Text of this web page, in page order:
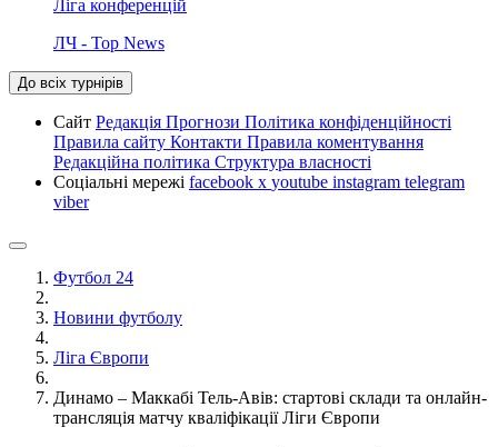
Ліга конференцій
ЛЧ - Top News
До всіх турнірів
Сайт Редакція Прогнози Політика конфіденційності
Правила сайту Контакти Правила коментування
Редакційна політика Структура власності
Соціальні мережі facebook x youtube instagram telegram
viber
Футбол 24
Новини футболу
Ліга Європи
Динамо – Маккабі Тель-Авів: стартові склади та онлайн-
трансляція матчу кваліфікації Ліги Європи